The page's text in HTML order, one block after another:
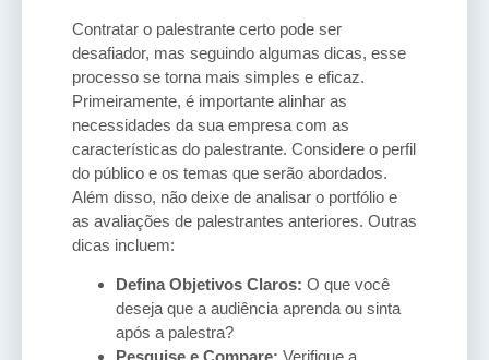
Contratar o palestrante certo pode ser
desafiador, mas seguindo algumas dicas, esse
processo se torna mais simples e eficaz.
Primeiramente, é importante alinhar as
necessidades da sua empresa com as
características do palestrante. Considere o perfil
do público e os temas que serão abordados.
Além disso, não deixe de analisar o portfólio e
as avaliações de palestrantes anteriores. Outras
dicas incluem:
Defina Objetivos Claros: O que você
deseja que a audiência aprenda ou sinta
após a palestra?
Pesquise e Compare: Verifique a